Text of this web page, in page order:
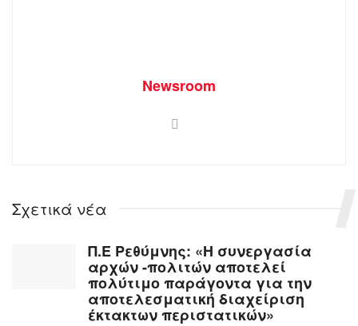
Newsroom
Σχετικά νέα
Π.Ε Ρεθύμνης: «Η συνεργασία
αρχών -πολιτών αποτελεί
πολύτιμο παράγοντα για την
αποτελεσματική διαχείριση
έκτακτων περιστατικών»